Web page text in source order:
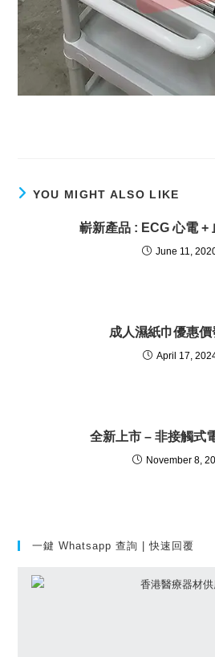
YOU MIGHT ALSO LIKE
嶄新產品 : ECG 心電 +
June 11,
成人濕紙巾優惠價
April 17,
全新上市 – 非接觸式
November 8,
一鍵 Whatsapp 查詢 | 快速回覆